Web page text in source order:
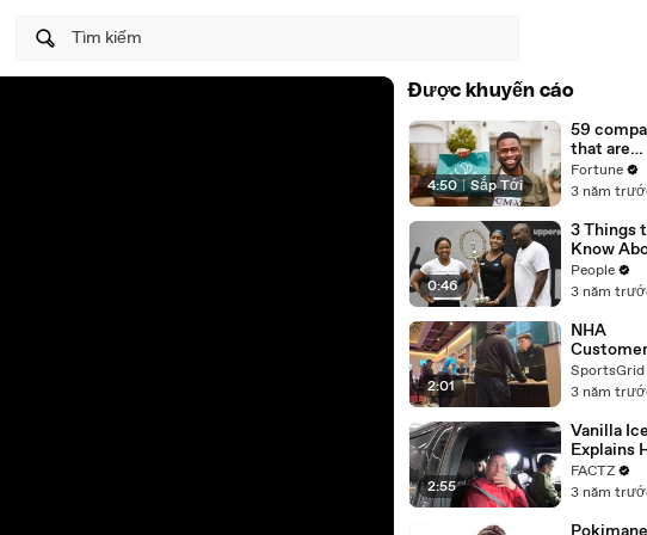
Tìm kiếm
Được khuyến cáo
4:50 | Sắp Tới
59
that are
changing
world:
Chobani
Fortune
3 năm
0:46
3 Things
Know
Coco
Parents
People
3 năm
2:01
NHA
Limbo as
Company
Potential
Merger
SportsGrid
3 năm
2:55
Vanilla Ice
Explains
the 90’s
Shaped
FACTZ
3 năm